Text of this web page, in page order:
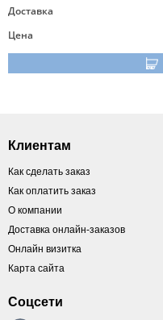
Доставка
Цена
Клиентам
Как сделать заказ
Как оплатить заказ
О компании
Доставка онлайн-заказов
Онлайн визитка
Карта сайта
Соцсети